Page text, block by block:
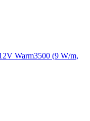
Warm3500 (9 W/m,